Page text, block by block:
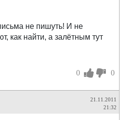
не пишуть! И не
как найти, а залётным тут
0 0
21.11.2011
21:32